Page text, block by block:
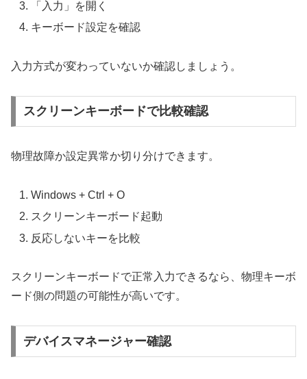
「入力」を開く
キーボード設定を確認
入力方式が変わっていないか確認しましょう。
スクリーンキーボードで比較確認
物理故障か設定異常か切り分けできます。
Windows + Ctrl + O
スクリーンキーボード起動
反応しないキーを比較
スクリーンキーボードで正常入力できるなら、物理キーボ
ード側の問題の可能性が高いです。
デバイスマネージャー確認